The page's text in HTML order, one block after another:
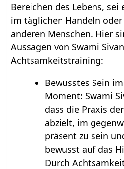
Bereichen des Lebens,
im täglichen Handeln
anderen Menschen. Hier
Aussagen von Swami
Achtsamkeitstraining:
Bewusstes Sein
Moment: Swami
dass die Praxis
abzielt, im
präsent zu sein
bewusst auf das
Durch